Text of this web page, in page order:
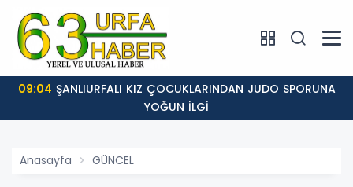
09:04
YOĞUN İLGİ
Anasayfa GÜNCEL